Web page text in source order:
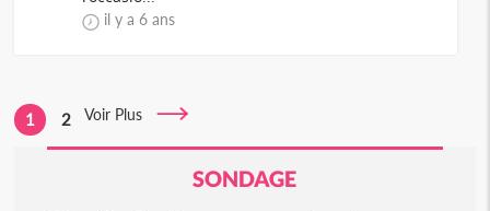
il y a 6 ans
1 2 Voir Plus
SONDAGE